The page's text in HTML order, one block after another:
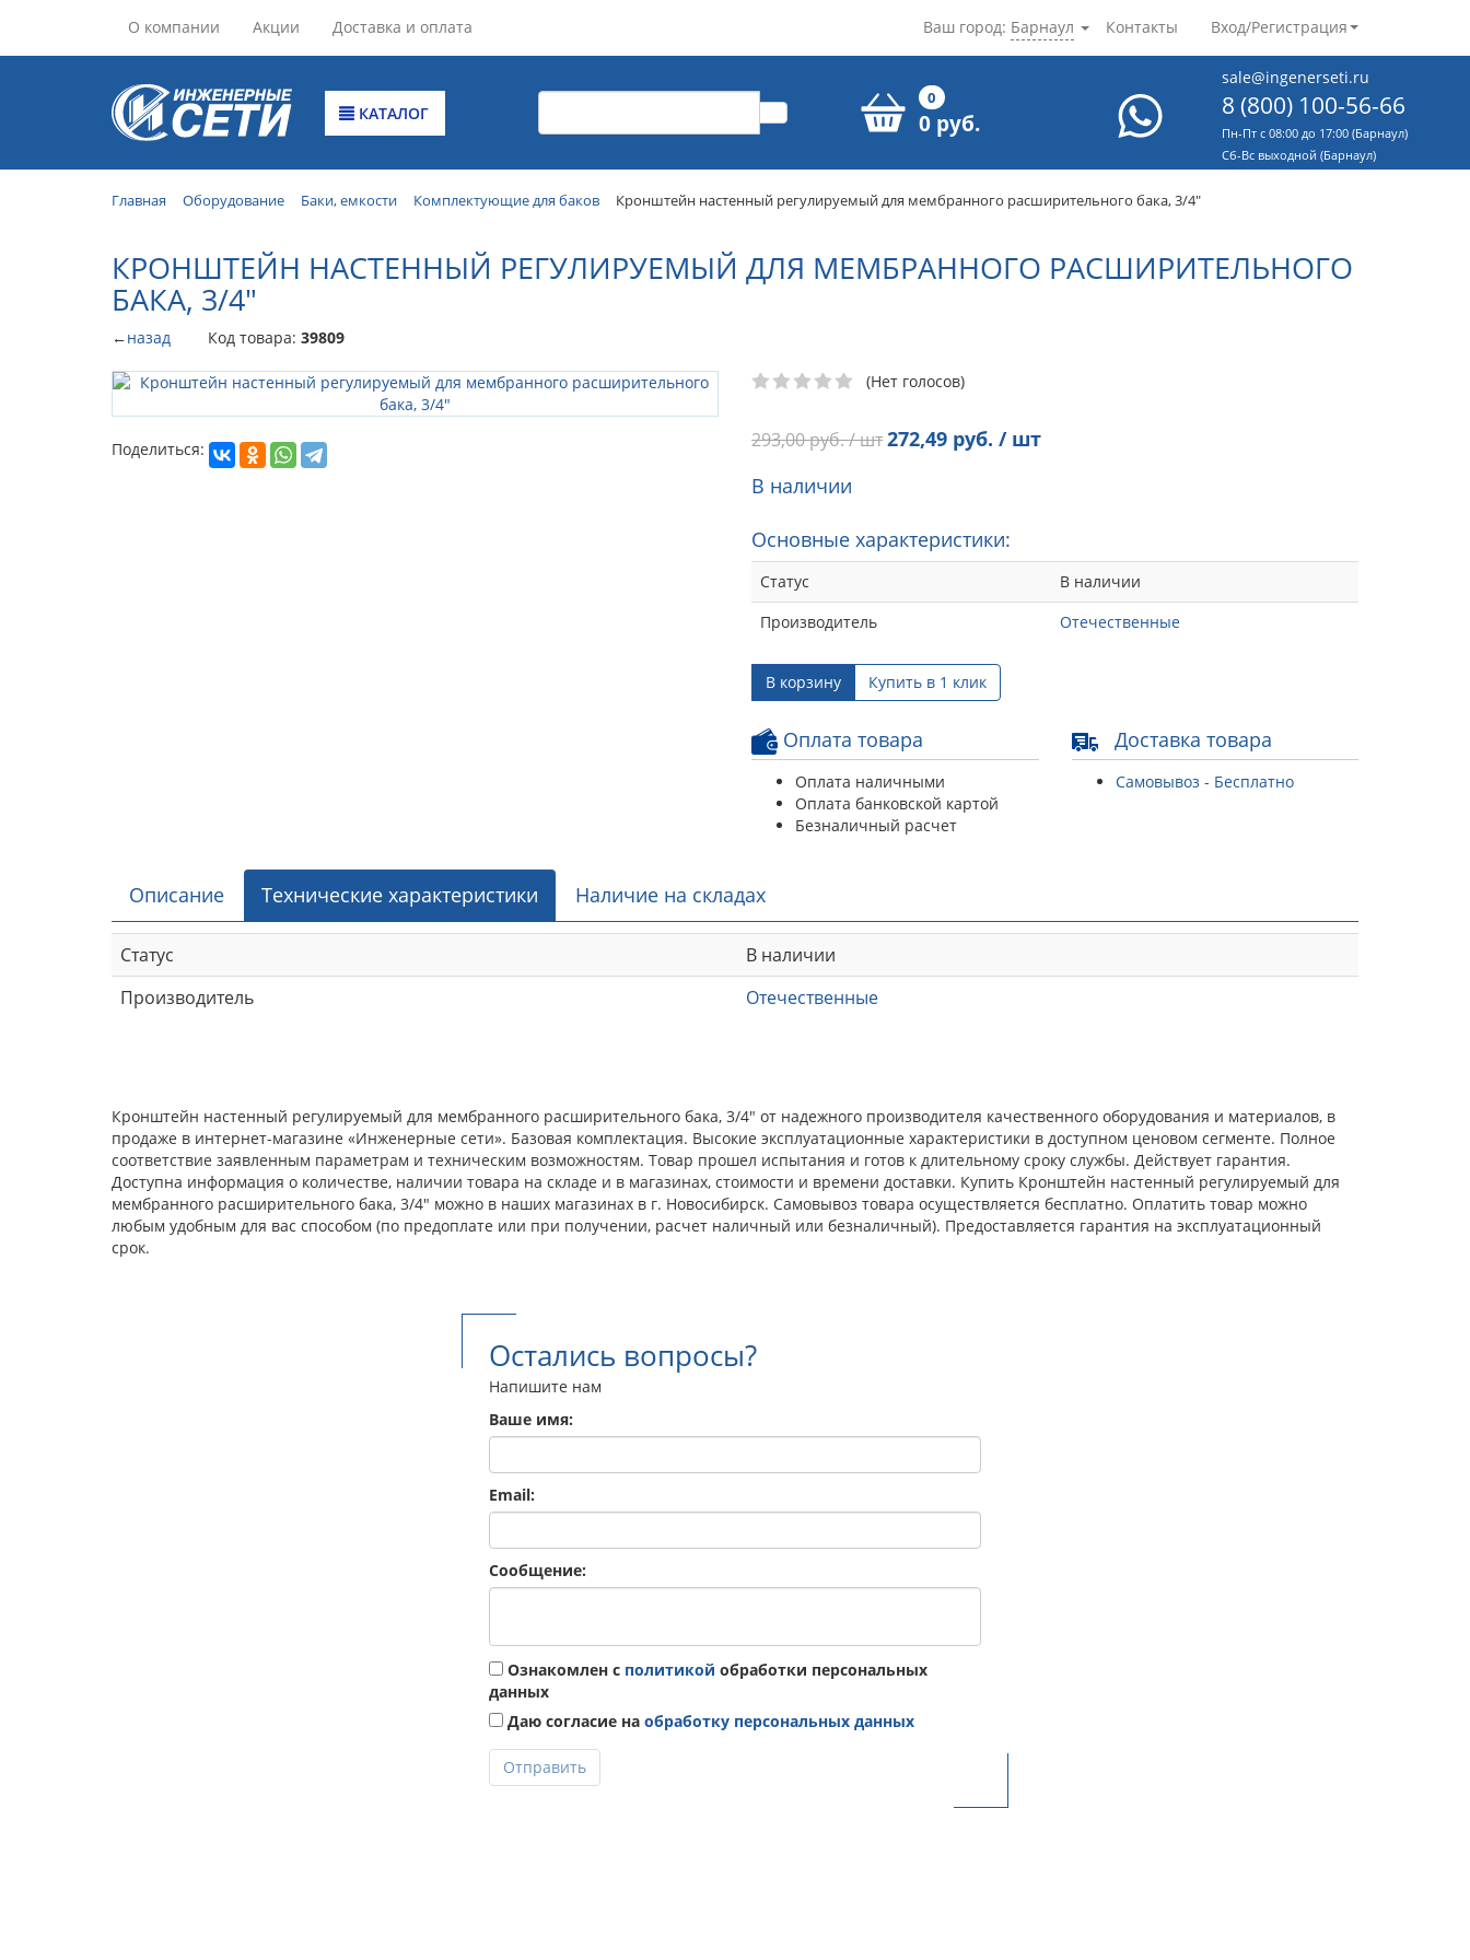
О компании Акции Доставка и оплата Контакты Вход/Регистрация
Ваш город: Барнаул
КАТАЛОГ
0
0 руб.
sale@ingenerseti.ru
8 (800) 100-56-66
Пн-Пт с 08:00 до 17:00 (Барнаул)
Cб-Вс выходной (Барнаул)
Главная Оборудование Баки, емкости Комплектующие для баков Кронштейн настенный регулируемый для мембранного расширительного бака, 3/4"
КРОНШТЕЙН НАСТЕННЫЙ РЕГУЛИРУЕМЫЙ ДЛЯ МЕМБРАННОГО РАСШИРИТЕЛЬНОГО
БАКА, 3/4"
←назад Код товара: 39809
Поделиться:
(Нет голосов)
293,00руб. / шт272,49 руб. / шт
В наличии
Основные характеристики:
Статус
В наличии
Производитель
Отечественные
В корзину Купить в 1 клик
Оплата товара
Оплата наличными
Оплата банковской картой
Безналичный расчет
Доставка товара
Самовывоз - Бесплатно
Описание Технические характеристики Наличие на складах
Статус
В наличии
Производитель
Отечественные
Кронштейн настенный регулируемый для мембранного расширительного бака, 3/4" от надежного производителя качественного оборудования и материалов, в
продаже в интернет-магазине «Инженерные сети». Базовая комплектация. Высокие эксплуатационные характеристики в доступном ценовом сегменте. Полное
соответствие заявленным параметрам и техническим возможностям. Товар прошел испытания и готов к длительному сроку службы. Действует гарантия.
Доступна информация о количестве, наличии товара на складе и в магазинах, стоимости и времени доставки. Купить Кронштейн настенный регулируемый для
мембранного расширительного бака, 3/4" можно в наших магазинах в г. Новосибирск. Самовывоз товара осуществляется бесплатно. Оплатить товар можно
любым удобным для вас способом (по предоплате или при получении, расчет наличный или безналичный). Предоставляется гарантия на эксплуатационный
срок.
Остались вопросы?
Напишите нам
Ваше имя:
Email:
Сообщение:
Ознакомлен с политикой обработки персональных
данных
Даю согласие на обработку персональных данных
Отправить